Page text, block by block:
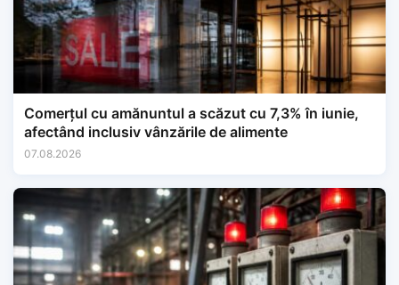
Comerțul cu amănuntul a scăzut cu 7,3% în iunie,
afectând inclusiv vânzările de alimente
07.08.2026